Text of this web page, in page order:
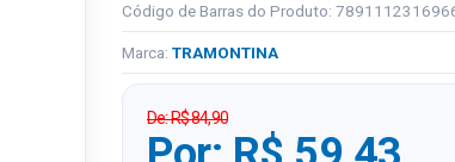
Código de Barras do Produto:
Marca: TRAMONTINA
De: R$ 84,90